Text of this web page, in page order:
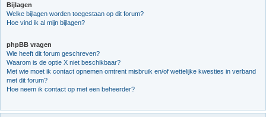
Bijlagen
Welke bijlagen worden toegestaan op dit forum?
Hoe vind ik al mijn bijlagen?
phpBB vragen
Wie heeft dit forum geschreven?
Waarom is de optie X niet beschikbaar?
Met wie moet ik contact opnemen omtrent misbruik en/of wettelijke kwesties in verband
met dit forum?
Hoe neem ik contact op met een beheerder?